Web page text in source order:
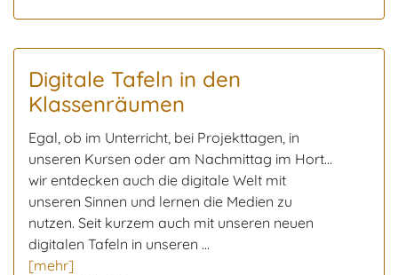
Digitale Tafeln in den
Klassenräumen
Egal, ob im Unterricht, bei Projekttagen, in
unseren Kursen oder am Nachmittag im Hort…
wir entdecken auch die digitale Welt mit
unseren Sinnen und lernen die Medien zu
nutzen. Seit kurzem auch mit unseren neuen
digitalen Tafeln in unseren ...
[mehr]